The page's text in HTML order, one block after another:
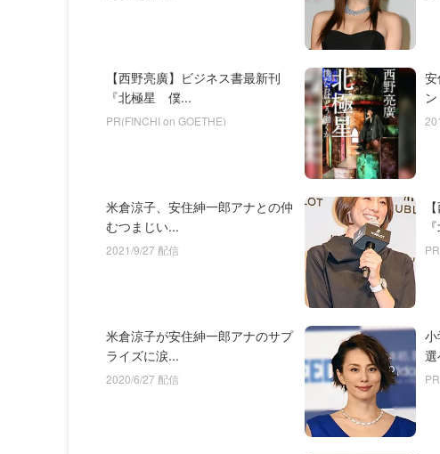
【西野亮廣】ビジネス書最新刊
『北極星 僕...
PR(FINCHI on GOETHE)
米倉涼子、安住紳一郎アナとの仲
むつまじい...
2021/9/27 配信
米倉涼子が安住紳一郎アナのサプ
ライズに涙...
2020/6/27 配信